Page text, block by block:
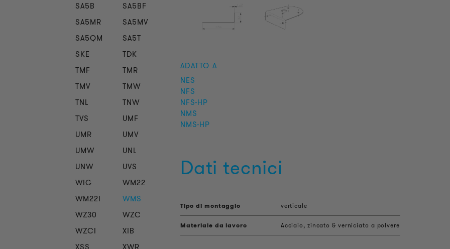
SA5B
SA5BF
SA5MR
SA5MV
SA5QM
SA5T
SKE
TDK
TMF
TMR
TMV
TMW
TNL
TNW
TVS
UMF
UMR
UMV
UMW
UNL
UNW
UVS
WIG
WM22
WM22I
WMS
WZ30
WZC
WZCI
XIB
ADATTO A
NES
NFS
NFS-HP
NMS
NMS-HP
Dati tecnici
Tipo di montaggio verticale
Materiale da lavoro Acciaio, zincato & verniciato a polvere